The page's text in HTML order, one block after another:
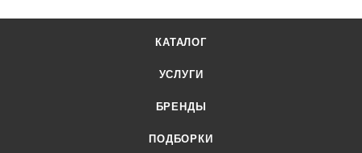
КАТАЛОГ
УСЛУГИ
БРЕНДЫ
ПОДБОРКИ